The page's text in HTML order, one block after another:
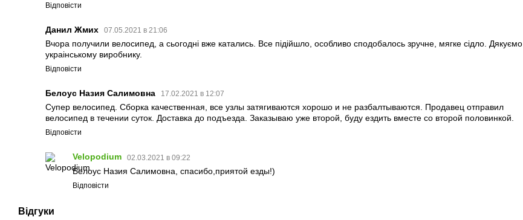
Відповісти
Данил Жмих 07.05.2021 в 21:06
Вчора получили велосипед, а сьогодні вже катались. Все підійшло, особливо сподобалось зручне, мягке сідло. Дякуємо
украінському виробнику.
Відповісти
Белоус Назия Салимовна 17.02.2021 в 12:07
Супер велосипед. Сборка качественная, все узлы затягиваются хорошо и не разбалтываются. Продавец отправил
велосипед в течении суток. Доставка до подъезда. Заказываю уже второй, буду ездить вместе со второй половинкой.
Відповісти
Velopodium 02.03.2021 в 09:22
Белоус Назия Салимовна, спасибо,приятой езды!)
Відповісти
Відгуки